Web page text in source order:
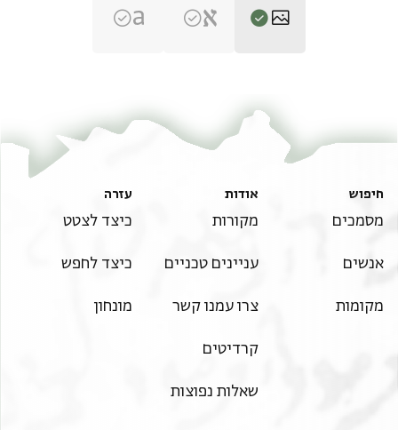
T-S NS 321.84 1v הגדל וסובב
תנאי היתר שימוש בתצלום
חיפוש
מסמכים
אנשים
מקומות
אודות
מקורות
עניינים טכניים
צרו עמנו קשר
קרדיטים
שאלות נפוצות
עזרה
כיצד לצטט
כיצד לחפש
מונחון